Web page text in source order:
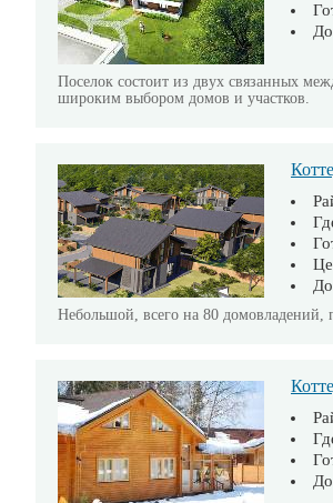
Поселок состоит из двух связанных
широким выбором домов и участков.
Небольшой, всего на 80 домовладений,